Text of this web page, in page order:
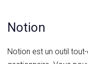
Notion
Notion est un outil